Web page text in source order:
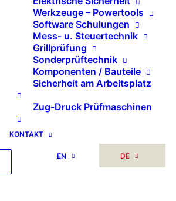
Werkzeuge – Powertools
Software Schulungen
Mess- u. Steuertechnik
Grillprüfung
Sonderprüftechnik
Komponenten / Bauteile
Sicherheit am Arbeitsplatz
Zug-Druck Prüfmaschinen
KONTAKT
EN DE